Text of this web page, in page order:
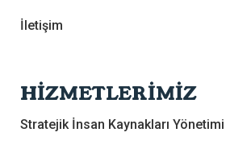
İletişim
HİZMETLERİMİZ
Stratejik İnsan Kaynakları Yönetimi